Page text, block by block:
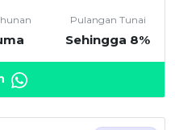
Pulangan Tunai
Sehingga 8%